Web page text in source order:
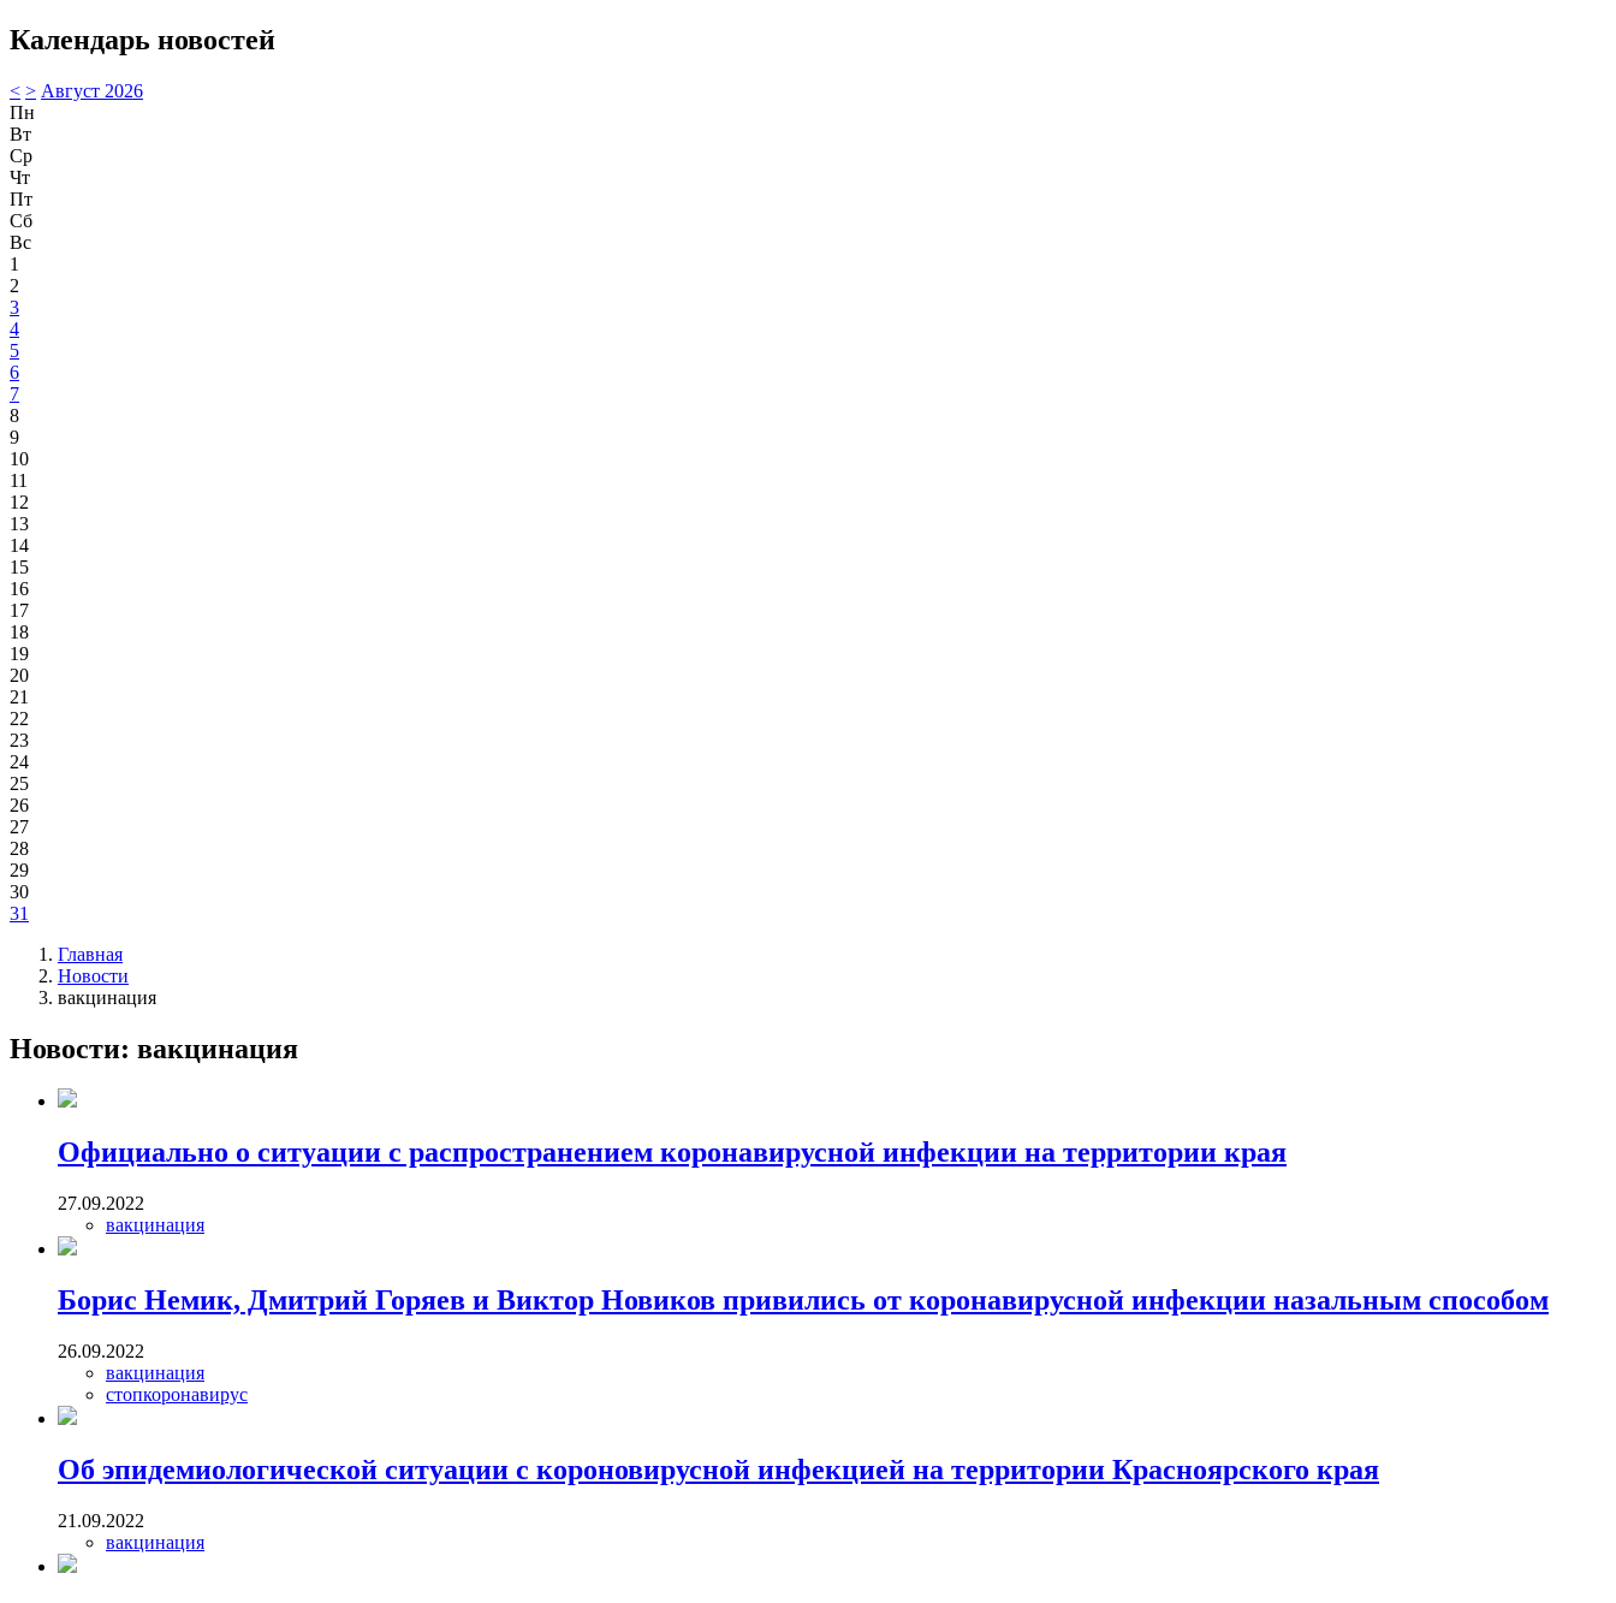
Календарь новостей
< > Август 2026
Пн
Вт
Ср
Чт
Пт
Сб
Вс
1
2
3
4
5
6
7
8
9
10
11
12
13
14
15
16
17
18
19
20
21
22
23
24
25
26
27
28
29
30
31
Главная
Новости
вакцинация
Новости: вакцинация
Официально о ситуации с распространением коронавирусной инфекции на территории края
27.09.2022
вакцинация
Борис Немик, Дмитрий Горяев и Виктор Новиков привились от коронавирусной инфекции назальным способом
26.09.2022
вакцинация
стопкоронавирус
Об эпидемиологической ситуации с короновирусной инфекцией на территории Красноярского края
21.09.2022
вакцинация